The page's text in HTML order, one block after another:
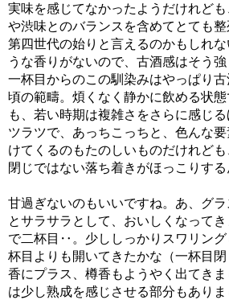
実味を感じてなかったようだけれど
や渋味とのバランスを含めてとても
第四世代の始りと言えるのかもしれ
うな香りがないので、古酒感はそう強
一杯目からのこの馴染みはやっぱり
頃の範疇。煩くなく静かに飲める状
も、若い時期は複雑さをさらに感じ
ツラツで、あっちこっちと、色んな
けてくるのもたのしいものだけれども
閉じではない落ち着きがほっこりする
甘過ぎないのもいいですね。あ、グ
とサラサラとして、おいしくなって
で二杯目‥。少ししっかりスワリン
杯目よりも開いてきたかな（一杯目
香にプラス、樽香もようやく出てき
は少し熟成を感じさせる部分もあり